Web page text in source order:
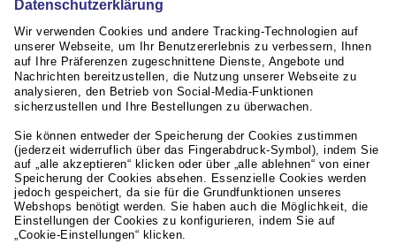
RÜCKGABERECHT
innerhalb von 30 Tagen
Weiterführende Links
Servicequalität
Aktuelles / Presse
Unsere Partner
© Lyreco 2026